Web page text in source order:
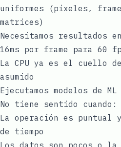
uniformes (píxeles,
matrices)
Necesitamos resultados
16ms por frame para 60
La CPU ya es el cuello
asumido
Ejecutamos modelos de
No tiene sentido cuando:
La operación es puntual
de tiempo
Los datos son pocos o la